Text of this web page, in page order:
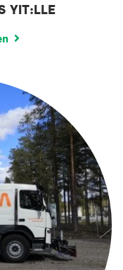
YIT:LLE